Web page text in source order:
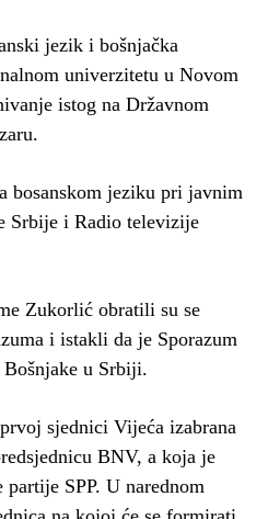
jezik i bošnjačka
univerzitetu u Novom
istog na Državnom
bosanskom jeziku pri javnim
Srbije i Radio televizije
Zukorlić obratili su se
i istakli da je Sporazum
u Srbiji.
sjednici Vijeća izabrana
BNV, a koja je
SPP. U narednom